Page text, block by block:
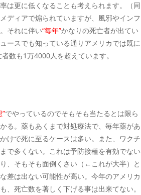
は更に低くなることも考えられます。（同
ィアで煽られていますが、風邪やインフ
それに伴い“毎年”かなりの死亡者が出てい
ースでも知っている通りアメリカでは既に
数も1万4000人を超えています。
”でやっているのでそもそも当たるとは限ら
る。薬もあくまで対処療法で、毎年薬があ
けで死に至るケースは多い。また、ワクチ
で多くない。これは予防接種を有効でない
、そもそも面倒くさい（←これが大半）と
差は出ない可能性が高い。今年のアメリカ
死亡数を著しく下げる事は出来てない。